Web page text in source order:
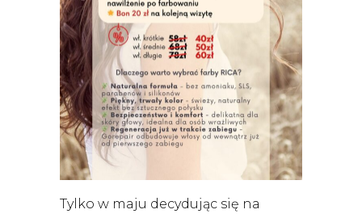
Tylko w maju decydując się na